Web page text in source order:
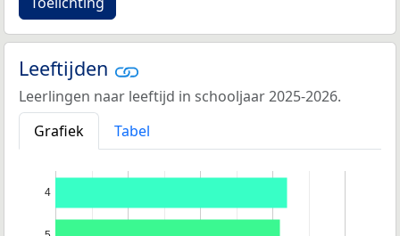
Leeftijden
Leerlingen naar leeftijd in schooljaar 2025-2026.
Grafiek
Tabel
4